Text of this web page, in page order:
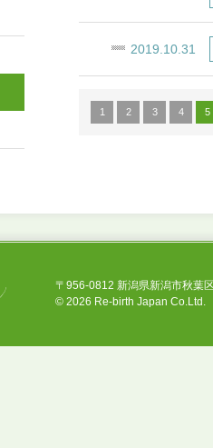
2019.10.31
1 2 3 4 5
〒956-0812 新潟県新潟市秋葉
© 2026 Re-birth Japan Co.Ltd.